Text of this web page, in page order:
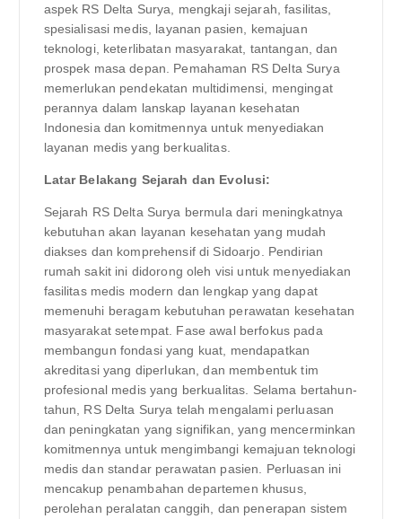
aspek RS Delta Surya, mengkaji sejarah, fasilitas,
spesialisasi medis, layanan pasien, kemajuan
teknologi, keterlibatan masyarakat, tantangan, dan
prospek masa depan. Pemahaman RS Delta Surya
memerlukan pendekatan multidimensi, mengingat
perannya dalam lanskap layanan kesehatan
Indonesia dan komitmennya untuk menyediakan
layanan medis yang berkualitas.
Latar Belakang Sejarah dan Evolusi:
Sejarah RS Delta Surya bermula dari meningkatnya
kebutuhan akan layanan kesehatan yang mudah
diakses dan komprehensif di Sidoarjo. Pendirian
rumah sakit ini didorong oleh visi untuk menyediakan
fasilitas medis modern dan lengkap yang dapat
memenuhi beragam kebutuhan perawatan kesehatan
masyarakat setempat. Fase awal berfokus pada
membangun fondasi yang kuat, mendapatkan
akreditasi yang diperlukan, dan membentuk tim
profesional medis yang berkualitas. Selama bertahun-
tahun, RS Delta Surya telah mengalami perluasan
dan peningkatan yang signifikan, yang mencerminkan
komitmennya untuk mengimbangi kemajuan teknologi
medis dan standar perawatan pasien. Perluasan ini
mencakup penambahan departemen khusus,
perolehan peralatan canggih, dan penerapan sistem